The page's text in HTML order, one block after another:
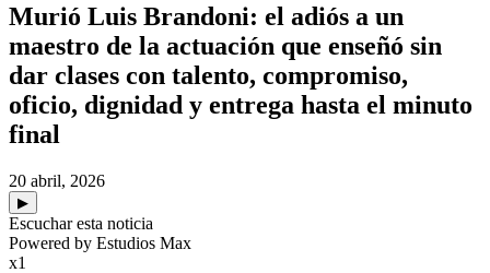
Murió Luis Brandoni: el adiós a un
maestro de la actuación que enseñó sin
dar clases con talento, compromiso,
oficio, dignidad y entrega hasta el minuto
final
20 abril, 2026
▶
Escuchar esta noticia
Powered by Estudios Max
x1